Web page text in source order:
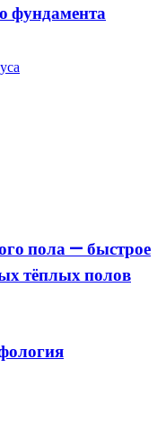
фундамента
пола — быстрое
тёплых полов